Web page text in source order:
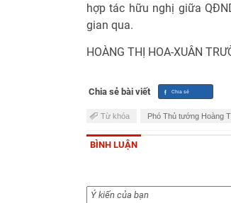
hợp tác hữu nghị giữa
gian qua.
HOÀNG THỊ HOA-XUÂN
Chia sẻ bài viết
Từ khóa Phó Thủ tướng Hoàng
BÌNH LUẬN